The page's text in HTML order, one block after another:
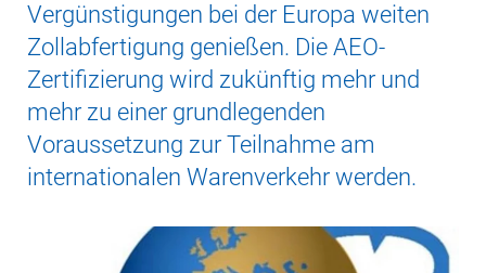
Vergünstigungen bei der Europa weiten
Zollabfertigung genießen. Die AEO-
Zertifizierung wird zukünftig mehr und
mehr zu einer grundlegenden
Voraussetzung zur Teilnahme am
internationalen Warenverkehr werden.